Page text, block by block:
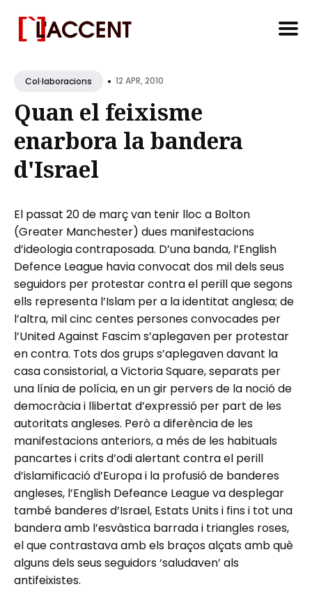
forCol·laboracions • 12 APR, 2010
Quan el feixisme
enarbora la bandera
d'Israel
El passat 20 de març van tenir lloc a Bolton
(Greater Manchester) dues manifestacions
d’ideologia contraposada. D’una banda, l’English
Defence League havia convocat dos mil dels seus
seguidors per protestar contra el perill que segons
ells representa l’Islam per a la identitat anglesa; de
l’altra, mil cinc centes persones convocades per
l’United Against Fascim s’aplegaven per protestar
en contra. Tots dos grups s’aplegaven davant la
casa consistorial, a Victoria Square, separats per
una línia de polícia, en un gir pervers de la noció de
democràcia i llibertat d’expressió per part de les
autoritats angleses. Però a diferència de les
manifestacions anteriors, a més de les habituals
pancartes i crits d’odi alertant contra el perill
d’islamificació d’Europa i la profusió de banderes
angleses, l’English Defeance League va desplegar
també banderes d’Israel, Estats Units i fins i tot una
bandera amb l’esvàstica barrada i triangles roses,
el que contrastava amb els braços alçats amb què
alguns dels seus seguidors ‘saludaven’ als
antifeixistes.